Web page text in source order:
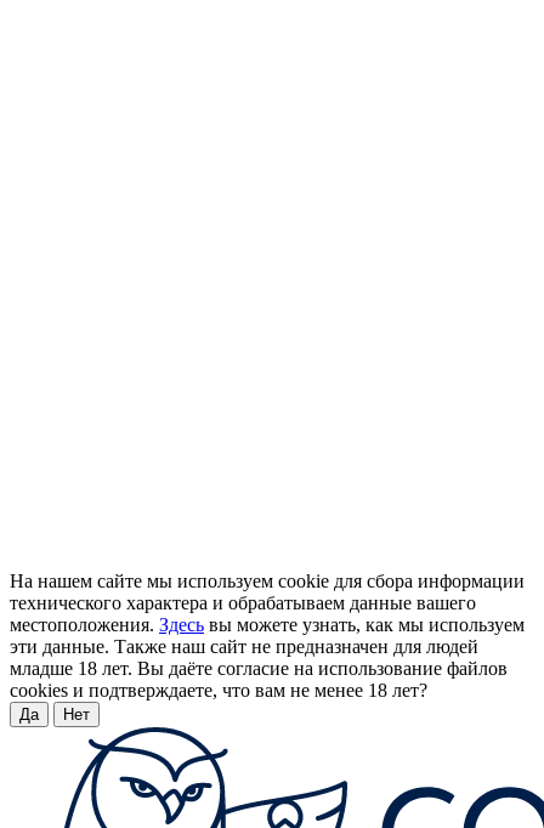
На нашем сайте мы используем cookie для сбора информации
технического характера и обрабатываем данные вашего
местоположения. Здесь вы можете узнать, как мы используем
эти данные. Также наш сайт не предназначен для людей
младше 18 лет. Вы даёте согласие на использование файлов
cookies и подтверждаете, что вам не менее 18 лет?
Да Нет